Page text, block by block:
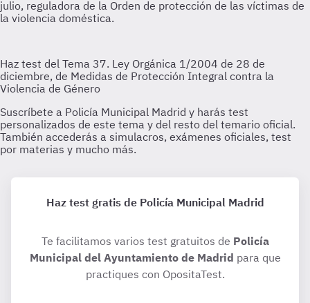
Haz test gratis de Policía Municipal Madrid
Te facilitamos varios test gratuitos de Policía
Municipal del Ayuntamiento de Madrid para que
practiques con OpositaTest.